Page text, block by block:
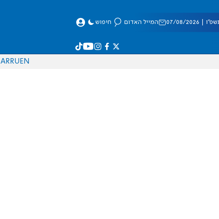
08/2026 המייל האדום חיפוש
EN
RU
AR